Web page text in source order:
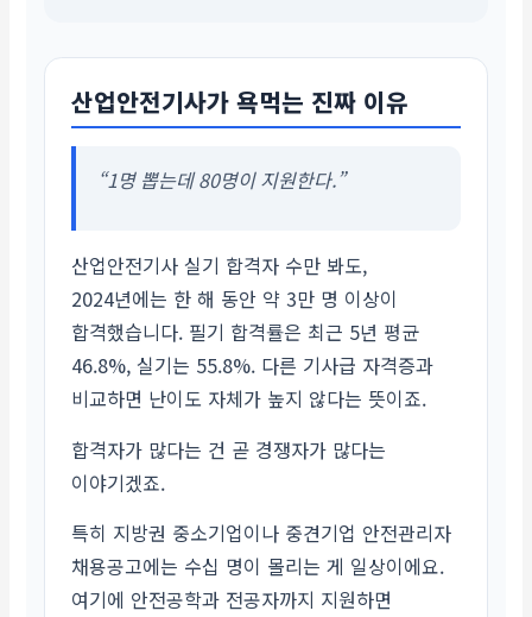
산업안전기사가 욕먹는 진짜 이유
“1명 뽑는데 80명이 지원한다.”
산업안전기사 실기 합격자 수만 봐도,
2024년에는 한 해 동안 약 3만 명 이상이
합격했습니다. 필기 합격률은 최근 5년 평균
46.8%, 실기는 55.8%. 다른 기사급 자격증과
비교하면 난이도 자체가 높지 않다는 뜻이죠.
합격자가 많다는 건 곧 경쟁자가 많다는
이야기겠죠.
특히 지방권 중소기업이나 중견기업 안전관리자
채용공고에는 수십 명이 몰리는 게 일상이에요.
여기에 안전공학과 전공자까지 지원하면